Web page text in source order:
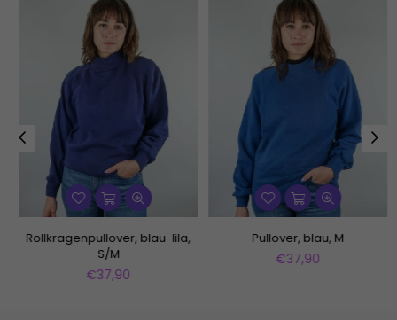
Rollkragenpullover, blau-lila,
S/M
Normaler
€37,90
Pullover, blau, M
Normaler
€37,90